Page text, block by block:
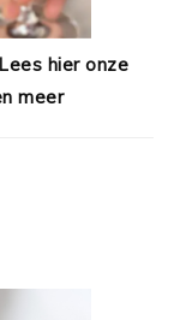
hier onze
meer